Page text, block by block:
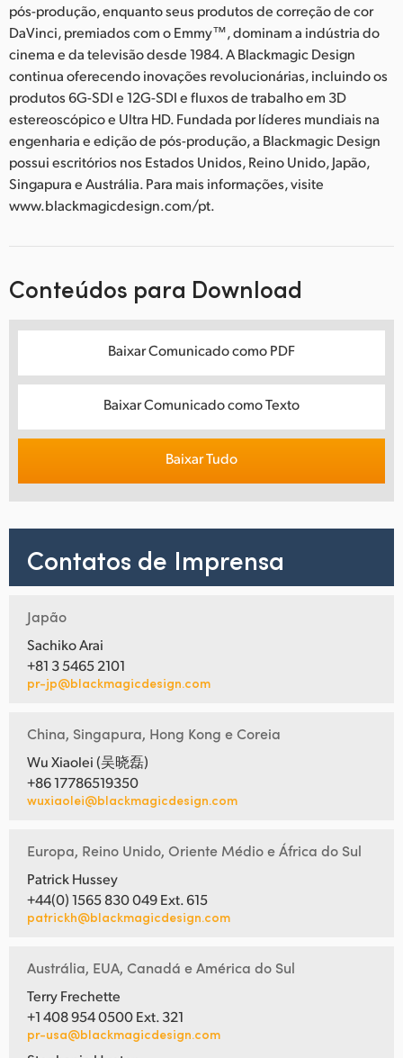
pós-produção, enquanto seus produtos de correção de cor
DaVinci, premiados com o Emmy™, dominam a indústria do
cinema e da televisão desde 1984. A Blackmagic Design
continua oferecendo inovações revolucionárias, incluindo os
produtos 6G-SDI e 12G-SDI e fluxos de trabalho em 3D
estereoscópico e Ultra HD. Fundada por líderes mundiais na
engenharia e edição de pós-produção, a Blackmagic Design
possui escritórios nos Estados Unidos, Reino Unido, Japão,
Singapura e Austrália. Para mais informações, visite
www.blackmagicdesign.com/pt.
Conteúdos para Download
Baixar Comunicado como PDF
Baixar Comunicado como Texto
Baixar Tudo
Contatos de Imprensa
Japão
Sachiko Arai
+81 3 5465 2101
pr-jp@blackmagicdesign.com
China, Singapura, Hong Kong e Coreia
Wu Xiaolei (吴晓磊)
+86 17786519350
wuxiaolei@blackmagicdesign.com
Europa, Reino Unido, Oriente Médio e África do Sul
Patrick Hussey
+44(0) 1565 830 049 Ext. 615
patrickh@blackmagicdesign.com
Austrália, EUA, Canadá e América do Sul
Terry Frechette
+1 408 954 0500 Ext. 321
pr-usa@blackmagicdesign.com